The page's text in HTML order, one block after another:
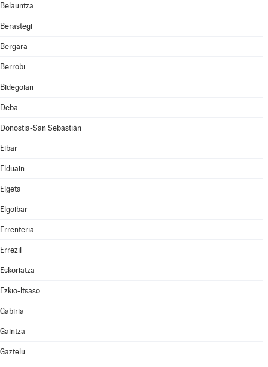
Belauntza
Berastegi
Bergara
Berrobi
Bidegoian
Deba
Donostia-San Sebastián
Eibar
Elduain
Elgeta
Elgoibar
Errenteria
Errezil
Eskoriatza
Ezkio-Itsaso
Gabiria
Gaintza
Gaztelu